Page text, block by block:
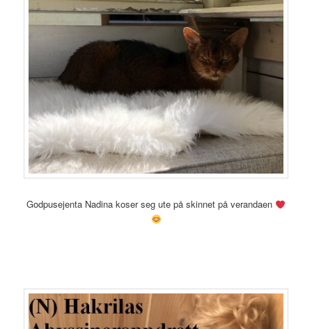
Godpusejenta Nadina koser seg ute på skinnet på verandaen